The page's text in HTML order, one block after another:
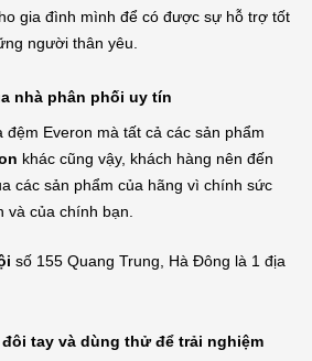
gia đình mình để có được sự hỗ trợ tốt
người thân yêu.
nhà phân phối uy tín
đệm Everon mà tất cả các sản phẩm
khác cũng vậy, khách hàng nên đến
các sản phẩm của hãng vì chính sức
và của chính bạn.
số 155 Quang Trung, Hà Đông là 1 địa
đôi tay và dùng thử để trải nghiệm